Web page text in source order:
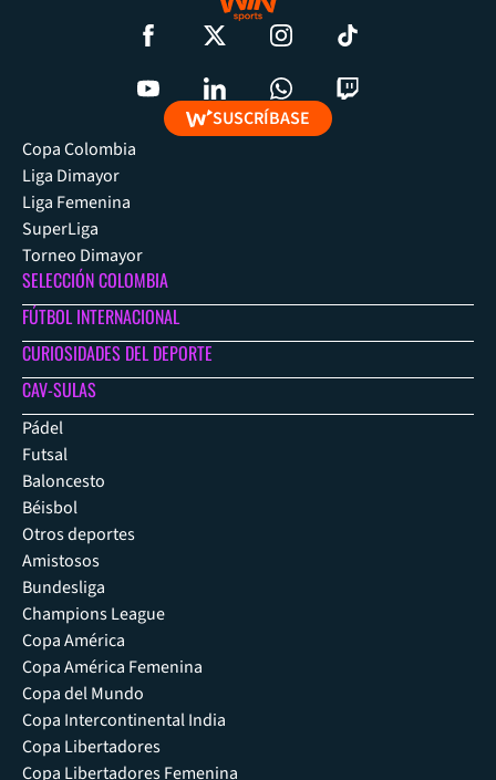
SUSCRÍBASE
Copa Colombia
Liga Dimayor
Liga Femenina
SuperLiga
Torneo Dimayor
SELECCIÓN COLOMBIA
FÚTBOL INTERNACIONAL
CURIOSIDADES DEL DEPORTE
CAV-SULAS
Pádel
Futsal
Baloncesto
Béisbol
Otros deportes
Amistosos
Bundesliga
Champions League
Copa América
Copa América Femenina
Copa del Mundo
Copa Intercontinental India
Copa Libertadores
Copa Libertadores Femenina